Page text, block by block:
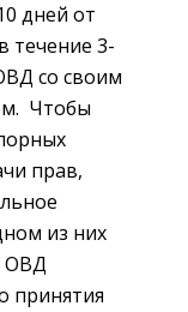
дней от
течение 3-
со своим
Чтобы
прав,
из них
ОВД
принятия